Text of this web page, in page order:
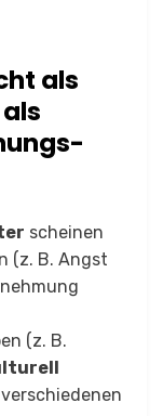
als
scheinen
(z. B. Angst
(z. B.